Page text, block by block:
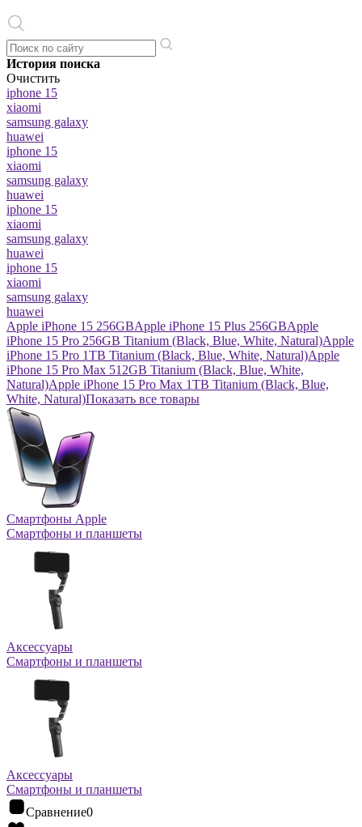
История поиска
Очистить
iphone 15
xiaomi
samsung galaxy
huawei
iphone 15
xiaomi
samsung galaxy
huawei
iphone 15
xiaomi
samsung galaxy
huawei
iphone 15
xiaomi
samsung galaxy
huawei
Apple iPhone 15 256GBApple iPhone 15 Plus 256GBApple
iPhone 15 Pro 256GB Titanium (Black, Blue, White, Natural)Apple
iPhone 15 Pro 1TB Titanium (Black, Blue, White, Natural)Apple
iPhone 15 Pro Max 512GB Titanium (Black, Blue, White,
Natural)Apple iPhone 15 Pro Max 1TB Titanium (Black, Blue,
White, Natural)Показать все товары
Смартфоны Apple
Смартфоны и планшеты
Аксессуары
Смартфоны и планшеты
Аксессуары
Смартфоны и планшеты
Сравнение0